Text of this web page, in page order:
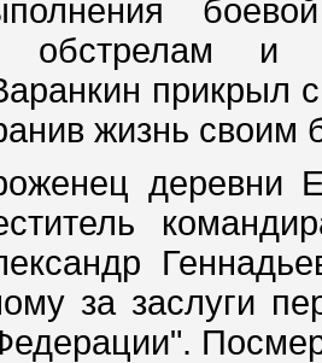
боевой
обстрелам и
прикрыл
жизнь
деревни
за заслуги